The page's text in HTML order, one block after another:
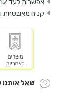
אפשרות לעד 12 תשלומים (ועד 3 תשלומים ללא ריבית)
קניה מאובטחת
שאל אותנו